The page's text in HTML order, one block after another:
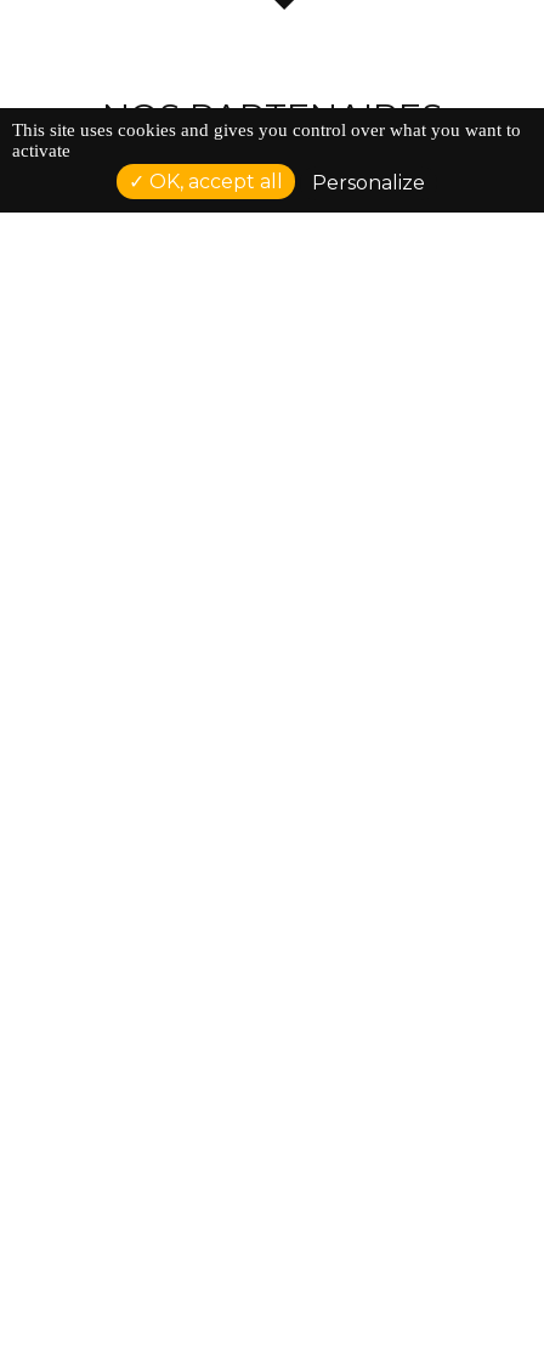
NOS PARTENAIRES
This site uses cookies and gives you control over what you want to
activate
OK, accept all Personalize